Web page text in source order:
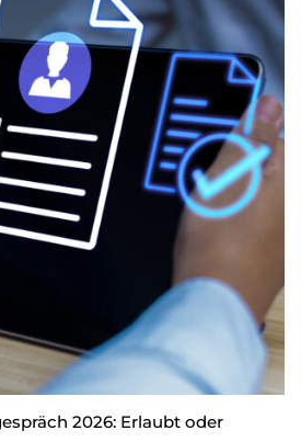
2026: Erlaubt oder